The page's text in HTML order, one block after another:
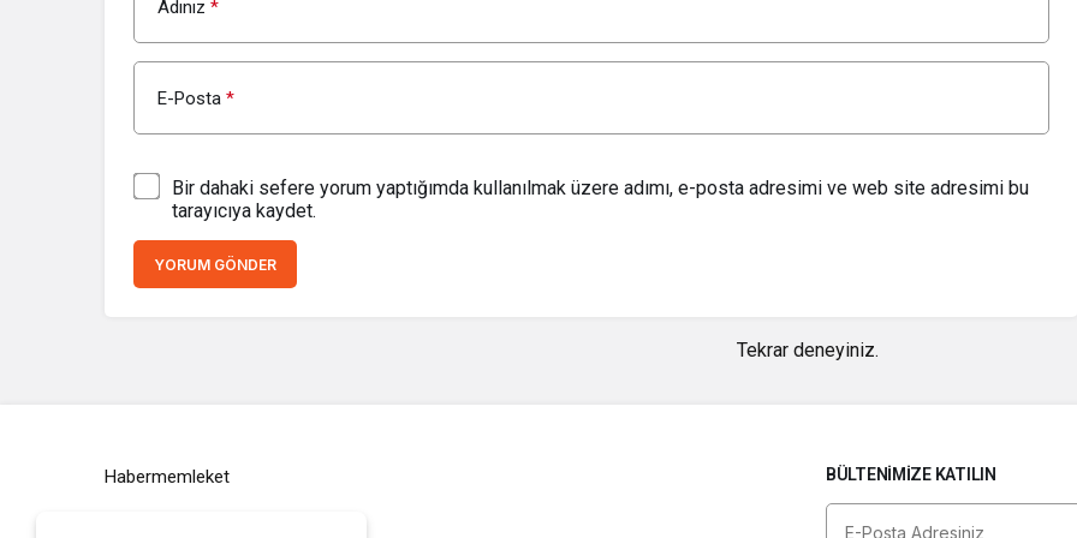
Adınız *
E-Posta *
Bir dahaki sefere yorum yaptığımda kullanılmak üzere adımı, e-posta adresimi ve web site adresimi bu
tarayıcıya kaydet.
YORUM GÖNDER
Tekrar deneyiniz.
Habermemleket BÜLTENIMIZE KATILIN